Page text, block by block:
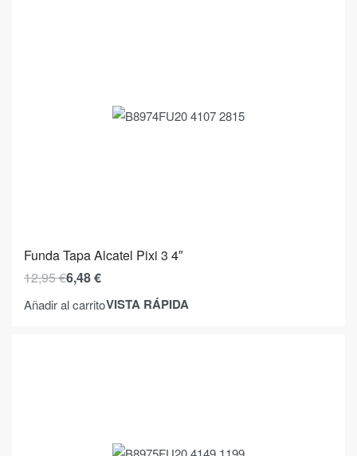
Funda Tapa Alcatel Pixi 3 4″
12,95€6,48€
Añadir al carritoVISTA RÁPIDA